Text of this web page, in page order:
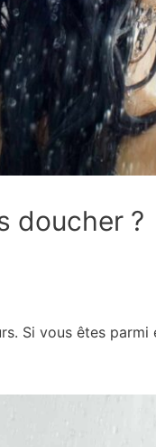
doucher ?
Si vous êtes parmi